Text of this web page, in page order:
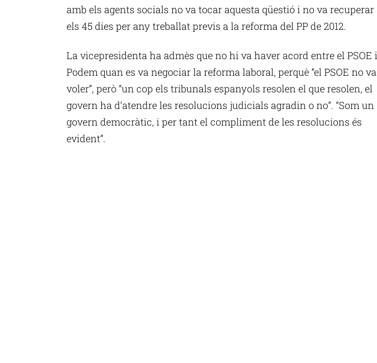
amb els agents socials no va tocar aquesta qüestió i no va recuperar
els 45 dies per any treballat previs a la reforma del PP de 2012.
La vicepresidenta ha admès que no hi va haver acord entre el PSOE i
Podem quan es va negociar la reforma laboral, perquè “el PSOE no va
voler”, però “un cop els tribunals espanyols resolen el que resolen, el
govern ha d’atendre les resolucions judicials agradin o no”. “Som un
govern democràtic, i per tant el compliment de les resolucions és
evident”.